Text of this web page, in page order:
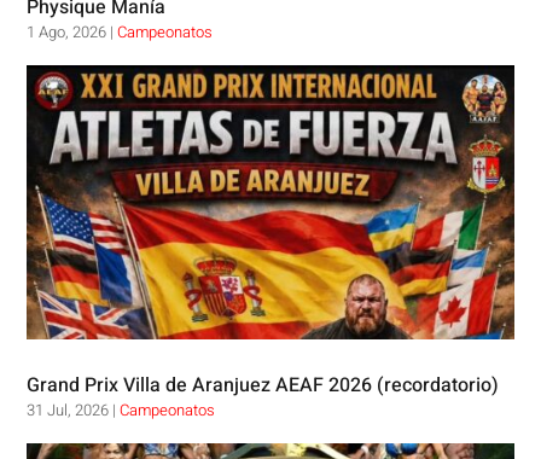
Physique Manía
1 Ago, 2026 |Campeonatos
Grand Prix Villa de Aranjuez AEAF 2026 (recordatorio)
31 Jul, 2026 |Campeonatos